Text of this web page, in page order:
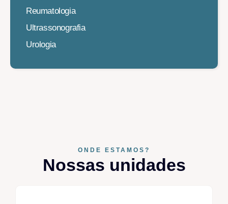
Reumatologia
Ultrassonografia
Urologia
ONDE ESTAMOS?
Nossas unidades